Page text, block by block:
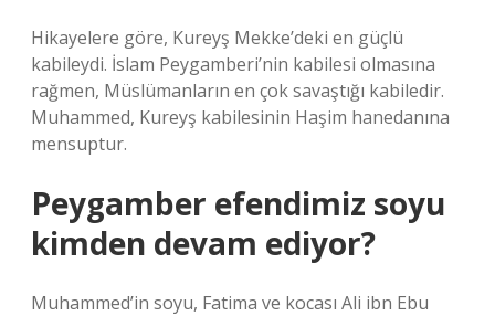
Hikayelere göre, Kureyş Mekke’deki en güçlü
kabileydi. İslam Peygamberi’nin kabilesi olmasına
rağmen, Müslümanların en çok savaştığı kabiledir.
Muhammed, Kureyş kabilesinin Haşim hanedanına
mensuptur.
Peygamber efendimiz soyu
kimden devam ediyor?
Muhammed’in soyu, Fatima ve kocası Ali ibn Ebu